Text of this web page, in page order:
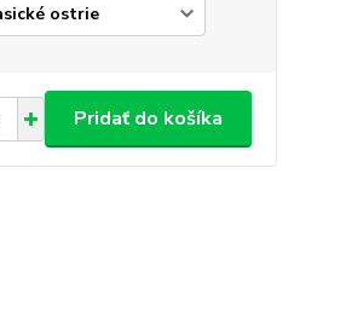
Pridať do košíka